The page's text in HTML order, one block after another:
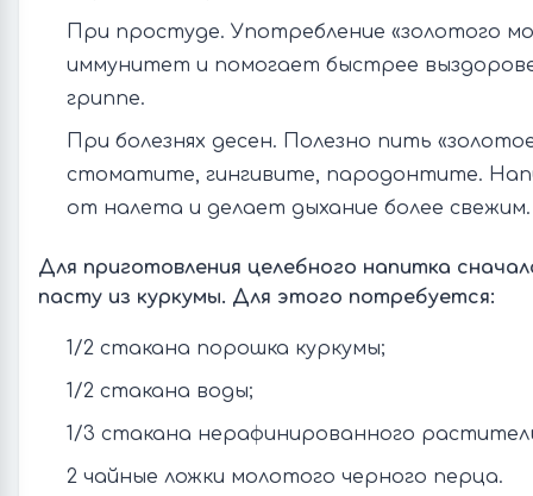
При простуде. Употребление «золотого
иммунитет и помогает быстрее
гриппе.
При болезнях десен. Полезно пить
стоматите, гингивите, пародонтите.
от налета и делает дыхание более свежим.
Для приготовления целебного напитка
пасту из куркумы. Для этого потребуется:
1/2 стакана порошка куркумы;
1/2 стакана воды;
1/3 стакана нерафинированного
2 чайные ложки молотого черного перца.